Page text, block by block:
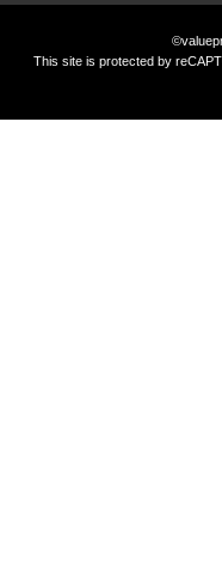
This site is protected by